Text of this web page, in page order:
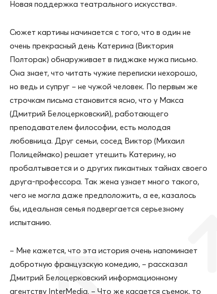
Новая поддержка театрального искусства».
Сюжет картины начинается с того, что в один не
очень прекрасный день Катерина (Виктория
Полторак) обнаруживает в пиджаке мужа письмо.
Она знает, что читать чужие переписки нехорошо,
но ведь и супруг – не чужой человек. По первым же
строчкам письма становится ясно, что у Макса
(Дмитрий Белоцерковский), работающего
преподавателем философии, есть молодая
любовница. Друг семьи, сосед Виктор (Михаил
Полицеймако) решает утешить Катерину, но
пробалтывается и о других пикантных тайнах своего
друга-профессора. Так жена узнает много такого,
чего не могла даже предположить, а ее, казалось
бы, идеальная семья подвергается серьезному
испытанию.
– Мне кажется, что эта история очень напоминает
добротную французскую комедию, – рассказал
Дмитрий Белоцерковский информационному
агентству InterMedia. – Что же касается съемок, то